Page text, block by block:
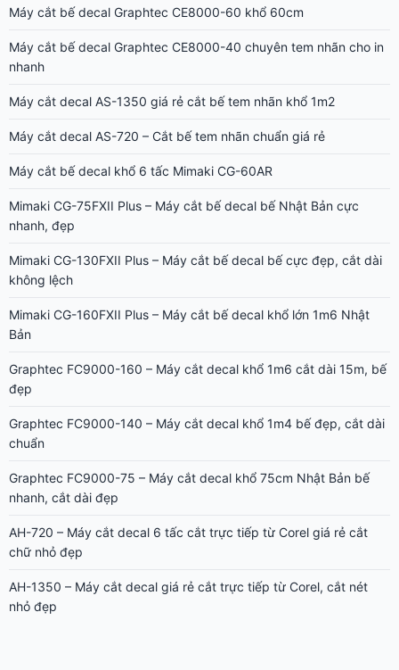
Máy cắt bế decal Graphtec CE8000-60 khổ 60cm
Máy cắt bế decal Graphtec CE8000-40 chuyên tem nhãn cho in
nhanh
Máy cắt decal AS-1350 giá rẻ cắt bế tem nhãn khổ 1m2
Máy cắt decal AS-720 – Cắt bế tem nhãn chuẩn giá rẻ
Máy cắt bế decal khổ 6 tấc Mimaki CG-60AR
Mimaki CG-75FXII Plus – Máy cắt bế decal bế Nhật Bản cực
nhanh, đẹp
Mimaki CG-130FXII Plus – Máy cắt bế decal bế cực đẹp, cắt dài
không lệch
Mimaki CG-160FXII Plus – Máy cắt bế decal khổ lớn 1m6 Nhật
Bản
Graphtec FC9000-160 – Máy cắt decal khổ 1m6 cắt dài 15m, bế
đẹp
Graphtec FC9000-140 – Máy cắt decal khổ 1m4 bế đẹp, cắt dài
chuẩn
Graphtec FC9000-75 – Máy cắt decal khổ 75cm Nhật Bản bế
nhanh, cắt dài đẹp
AH-720 – Máy cắt decal 6 tấc cắt trực tiếp từ Corel giá rẻ cắt
chữ nhỏ đẹp
AH-1350 – Máy cắt decal giá rẻ cắt trực tiếp từ Corel, cắt nét
nhỏ đẹp